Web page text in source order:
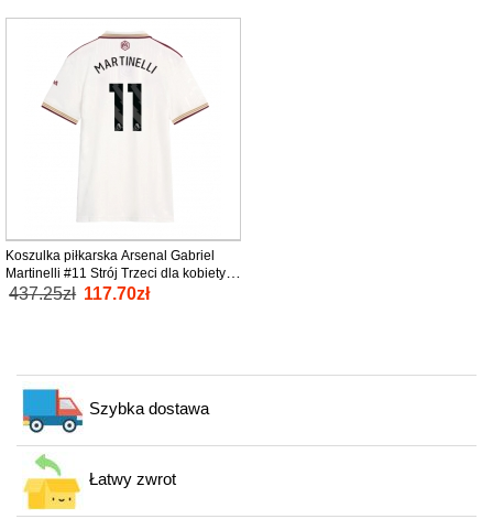
Koszulka piłkarska Arsenal Gabriel
Martinelli #11 Strój Trzeci dla kobiety
2025-26 tanio Krótki Rękaw
437.25zł 117.70zł
Szybka dostawa
Łatwy zwrot